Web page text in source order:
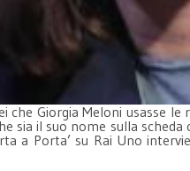
che Giorgia Meloni usasse
sia il suo nome sulla
a Porta’ su Rai Uno